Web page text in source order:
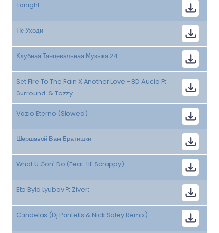
Tonight
Не Уходи
Клубная Танцевальная Музыка 24
Set Fire To The Rain X Another Love - 8D Audio Ft
Surround. & Tazzy
Vazio Eterno (Slowed)
Шершавой Вам Братишки
What U Gon' Do (Feat. Lil' Scrappy)
Eto Byla Lyubov Ft Zivert
Candelas (Dj Pantelis & Nick Saley Remix)